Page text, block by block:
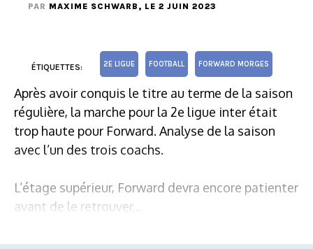
PAR MAXIME SCHWARB , LE 2 JUIN 2023
ÉTIQUETTES: 2E LIGUE FOOTBALL FORWARD MORGES
Après avoir conquis le titre au terme de la saison
régulière, la marche pour la 2e ligue inter était
trop haute pour Forward. Analyse de la saison
avec l’un des trois coachs.
L’étage supérieur, Forward devra encore patienter
avant de le retrouver...